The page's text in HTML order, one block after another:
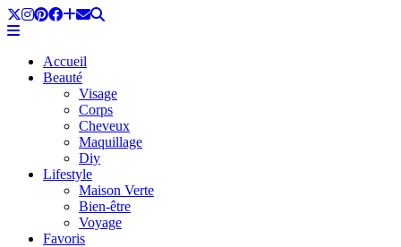
Accueil
Beauté
Visage
Corps
Cheveux
Maquillage
Diy
Lifestyle
Maison Verte
Bien-être
Voyage
Favoris